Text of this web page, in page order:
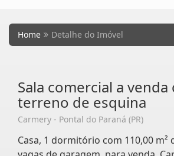
Home Detalhe do Imóvel
Sala comercial a venda
terreno de esquina
Carmery - Pontal do Paraná (PR)
Casa, 1 dormitório com 110,00 m²